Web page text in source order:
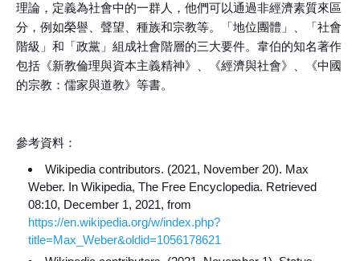
理論，定義為社會中的一群人，他們可以通過非經濟素質來區
分，例如榮譽、聲望、種族和宗教等。「地位團體」、「社會
階級」和「政黨」組成社會階層的三大要件。韋伯的知名著作
包括《新教倫理與資本主義精神》、《經濟與社會》、《中國
的宗教：儒家與道教》等書。
參考資料：
Wikipedia contributors. (2021, November 20). Max
Weber. In Wikipedia, The Free Encyclopedia. Retrieved
08:10, December 1, 2021, from
https://en.wikipedia.org/w/index.php?
title=Max_Weber&oldid=1056178621